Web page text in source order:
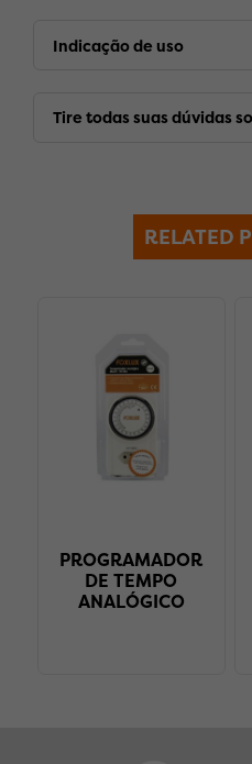
Indicação de uso
Tire todas suas dúvidas
RELATED
PROGRAMADOR
DE TEMPO
ANALÓGICO